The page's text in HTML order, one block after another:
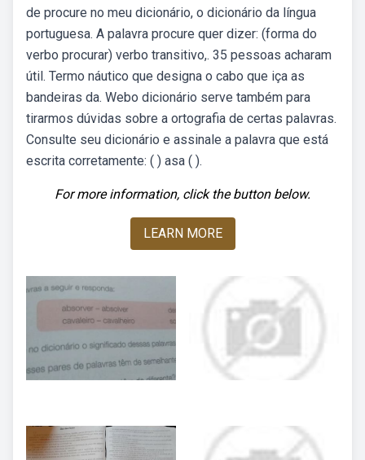
de procure no meu dicionário, o dicionário da língua
portuguesa. A palavra procure quer dizer: (forma do
verbo procurar) verbo transitivo,. 35 pessoas acharam
útil. Termo náutico que designa o cabo que iça as
bandeiras da. Webo dicionário serve também para
tirarmos dúvidas sobre a ortografia de certas palavras.
Consulte seu dicionário e assinale a palavra que está
escrita corretamente: ( ) asa ( ).
For more information, click the button below.
LEARN MORE